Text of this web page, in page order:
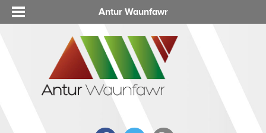
Antur Waunfawr